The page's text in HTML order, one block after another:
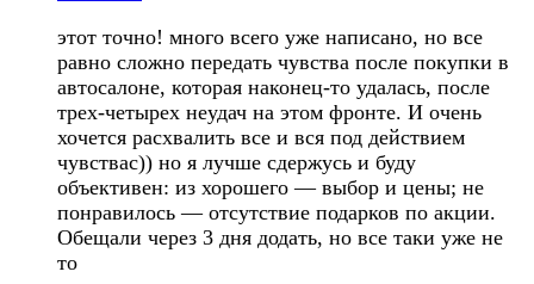
этот точно! много всего уже написано, но все
равно сложно передать чувства после покупки в
автосалоне, которая наконец-то удалась, после
трех-четырех неудач на этом фронте. И очень
хочется расхвалить все и вся под действием
чувствас)) но я лучше сдержусь и буду
объективен: из хорошего — выбор и цены; не
понравилось — отсутствие подарков по акции.
Обещали через 3 дня додать, но все таки уже не
то